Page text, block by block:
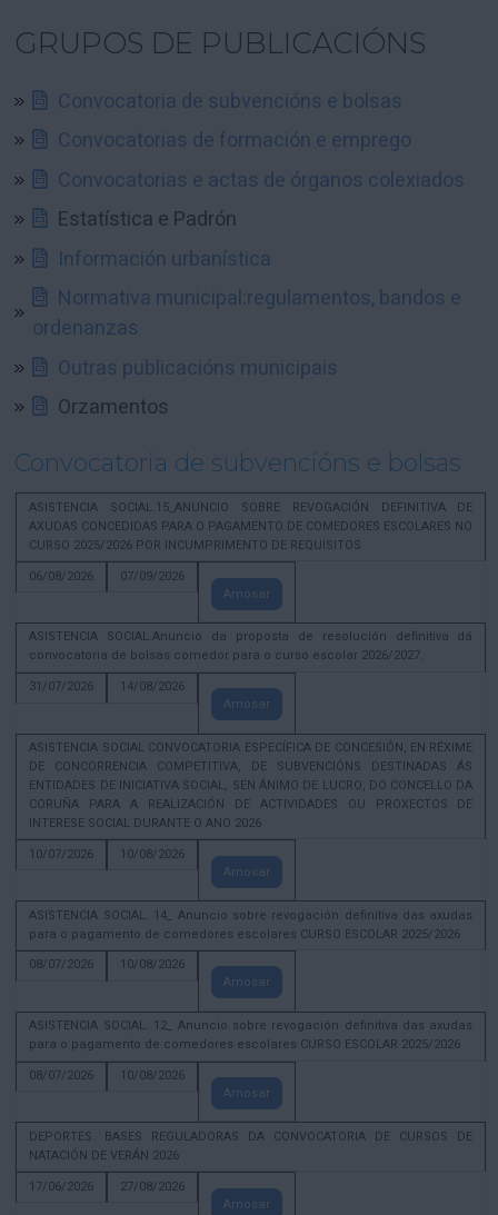
GRUPOS DE PUBLICACIÓNS
Convocatoria de subvencións e bolsas
Convocatorias de formación e emprego
Convocatorias e actas de órganos colexiados
Estatística e Padrón
Información urbanística
Normativa municipal:regulamentos, bandos e
ordenanzas
Outras publicacións municipais
Orzamentos
Convocatoria de subvencións e bolsas
ASISTENCIA SOCIAL.15_ANUNCIO SOBRE REVOGACIÓN DEFINITIVA DE
AXUDAS CONCEDIDAS PARA O PAGAMENTO DE COMEDORES ESCOLARES NO
CURSO 2025/2026 POR INCUMPRIMENTO DE REQUISITOS
06/08/2026
07/09/2026
Amosar
ASISTENCIA SOCIAL.Anuncio da proposta de resolución definitiva dá
convocatoria de bolsas comedor para o curso escolar 2026/2027.
31/07/2026
14/08/2026
Amosar
ASISTENCIA SOCIAL CONVOCATORIA ESPECÍFICA DE CONCESIÓN, EN RÉXIME
DE CONCORRENCIA COMPETITIVA, DE SUBVENCIÓNS DESTINADAS ÁS
ENTIDADES DE INICIATIVA SOCIAL, SEN ÁNIMO DE LUCRO, DO CONCELLO DA
CORUÑA PARA A REALIZACIÓN DE ACTIVIDADES OU PROXECTOS DE
INTERESE SOCIAL DURANTE O ANO 2026
10/07/2026
10/08/2026
Amosar
ASISTENCIA SOCIAL. 14_ Anuncio sobre revogación definitiva das axudas
para o pagamento de comedores escolares CURSO ESCOLAR 2025/2026
08/07/2026
10/08/2026
Amosar
ASISTENCIA SOCIAL. 12_ Anuncio sobre revogación definitiva das axudas
para o pagamento de comedores escolares CURSO ESCOLAR 2025/2026
08/07/2026
10/08/2026
Amosar
DEPORTES. BASES REGULADORAS DA CONVOCATORIA DE CURSOS DE
NATACIÓN DE VERÁN 2026
17/06/2026
27/08/2026
Amosar